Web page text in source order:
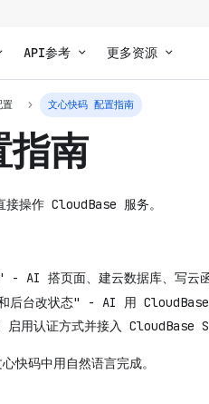
API参考 更多资源
文心快码 配置指南
南
操作 CloudBase 服务。
- AI 搭页面、建云数据库、写云
和后台改状态" - AI 用
用认证方式并接入 CloudBase
快码中用自然语言完成。